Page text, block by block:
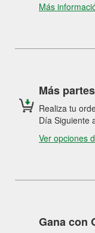
Más
Más
Realiza tu
Día Siguiente
Ver opciones
Gana con